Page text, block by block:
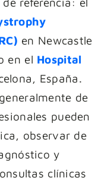
referencia: el
en Newcastle
en el Hospital
España.
de
pueden
observar de
y
clínicas